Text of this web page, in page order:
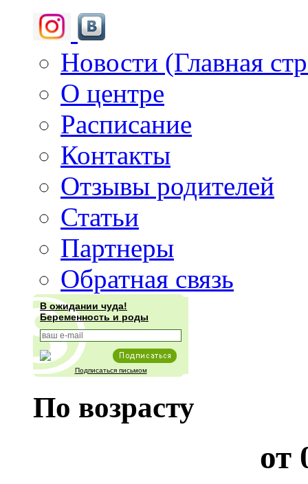
Новости (Главная
О центре
Расписание
Контакты
Отзывы родителей
Статьи
Партнеры
Обратная связь
В ожидании чуда!
Беременность и роды
Подписаться письмом
По возрасту
от